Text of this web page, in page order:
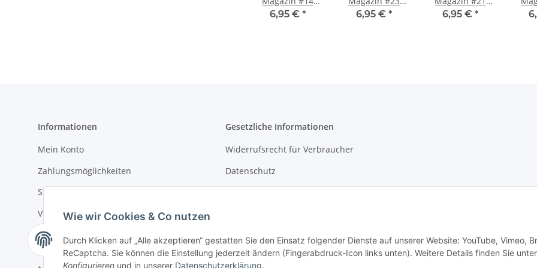
digital (PDF)
6,95 € *
digital (PDF)
6,95 € *
digital (PDF)
6,95 € *
Informationen
Mein Konto
Zahlungsmöglichkeiten
Sitemap
Versandkosten
Newsletter
Gesetzliche Informationen
Widerrufsrecht für Verbraucher
Datenschutz
Batteriegesetzhinweise
Wie wir Cookies & Co nutzen
Durch Klicken auf „Alle akzeptieren“ gestatten Sie den Einsatz folgender Dienste auf unserer Website: YouTube, Vimeo,
ReCaptcha. Sie können die Einstellung jederzeit ändern (Fingerabdruck-Icon links unten). Weitere Details finden Sie unter
Konfigurieren und in unserer Datenschutzerklärung.